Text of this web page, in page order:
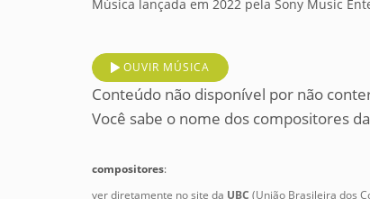
Música lançada em 2022 pela Sony Music
OUVIR MÚSICA
Conteúdo não disponível por não
Você sabe o nome dos compositores
compositores:
ver diretamente no site da UBC (União Brasileira dos